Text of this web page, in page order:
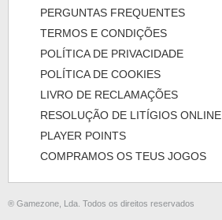
PERGUNTAS FREQUENTES
TERMOS E CONDIÇÕES
POLÍTICA DE PRIVACIDADE
POLÍTICA DE COOKIES
LIVRO DE RECLAMAÇÕES
RESOLUÇÃO DE LITÍGIOS ONLINE
PLAYER POINTS
COMPRAMOS OS TEUS JOGOS
® Gamezone, Lda. Todos os direitos reservados